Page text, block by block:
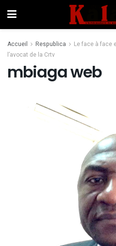
Accueil Respublica
Le face à face
l’avocat de la Crtv
mbiaga web